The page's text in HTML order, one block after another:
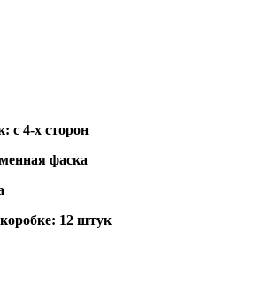
с 4-х сторон
фаска
12 штук